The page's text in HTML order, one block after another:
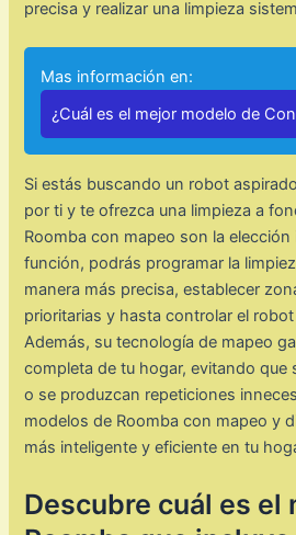
precisa y realizar una limpieza
Mas información en:
¿Cuál es el mejor modelo de
Si estás buscando un robot
por ti y te ofrezca una limpieza a
Roomba con mapeo son la elección
función, podrás programar la
manera más precisa, establecer
prioritarias y hasta controlar el
Además, su tecnología de mapeo
completa de tu hogar, evitando que
o se produzcan repeticiones
modelos de Roomba con mapeo y
más inteligente y eficiente en tu
Descubre cuál es el